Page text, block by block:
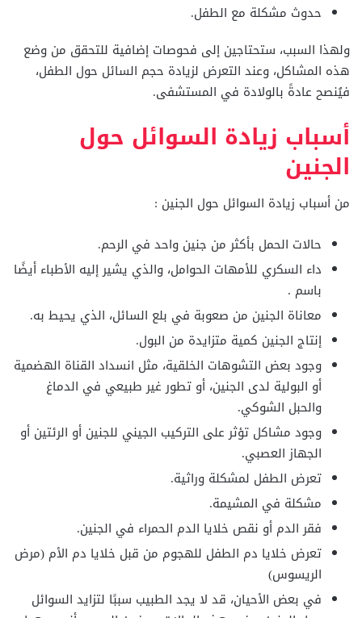
حدوث مشكلة مع الطفل.
ولهذا السبب، ستحتاجين إلى فحوصات إضافية للتحقق من وضع
هذه المشاكل، وعند التعرض لزيادة حجم السائل حول الطفل،
فيُنصح عادةً بالولادة في المستشفى.
أسباب زيادة السوائل حول
الجنين
من أسباب زيادة السوائل حول الجنين :
حالات الحمل بأكثر من جنين واحد في الرحم.
داء السكري للأمهات الحوامل، والذي يشير إليه الأطباء أيضًا
باسم .
معاناة الجنين من صعوبة في بلع السائل، الذي يحيط به.
إنتاج الجنين كمية متزايدة من البول.
وجود بعض التشوهات الخلقية، مثل انسداد القناة الهضمية
أو البولية لدى الجنين، أو تطور غير طبيعي في الدماغ
والحبل الشوكي.
وجود مشاكل تؤثر على التركيب الجيني للجنين أو الرئتين أو
الجهاز العصبي.
تعرض الطفل لمشكلة وراثية.
مشكلة في المشيمة.
فقر الدم أو نقص خلايا الدم الحمراء في الجنين.
تعرض خلايا دم الطفل للهجوم من قبل خلايا دم الأم (مرض
الريسوس)
في بعض الأحيان، قد لا يجد الطبيب سببًا لتزايد السوائل